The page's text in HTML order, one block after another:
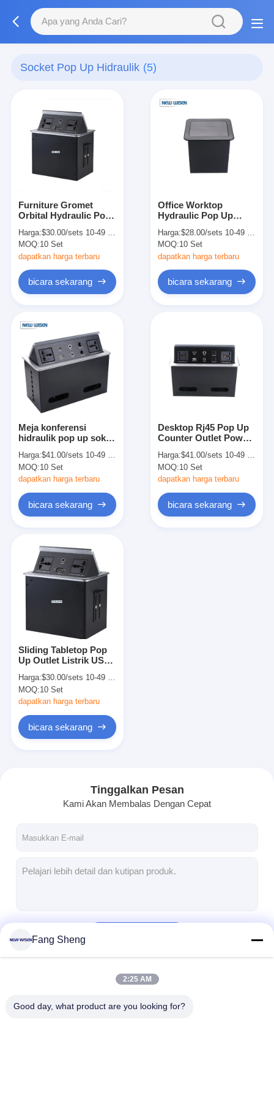
Socket Pop Up Hidraulik (5)
Furniture Gromet
Orbital Hydraulic Pop
Points Outlet
Harga:$30.00/sets 10-49 sets
MOQ:10 Set
dapatkan harga terbaru
bicara sekarang
Office Worktop
Hydraulic Pop Up
Pop Up Box ODM
Harga:$28.00/sets 10-49 sets
MOQ:10 Set
dapatkan harga terbaru
bicara sekarang
Meja konferensi
hidraulik pop up soket
teroksidasi
Harga:$41.00/sets 10-49 sets
MOQ:10 Set
dapatkan harga terbaru
bicara sekarang
Desktop Rj45 Pop Up
Counter Outlet Power
Harga:$41.00/sets 10-49 sets
MOQ:10 Set
dapatkan harga terbaru
bicara sekarang
Sliding Tabletop Pop
Up Outlet Listrik USB
Harga:$30.00/sets 10-49 sets
MOQ:10 Set
dapatkan harga terbaru
bicara sekarang
Tinggalkan Pesan
Kami Akan Membalas Dengan Cepat
Fang Sheng
2:25 AM
Good day, what product are you looking for?